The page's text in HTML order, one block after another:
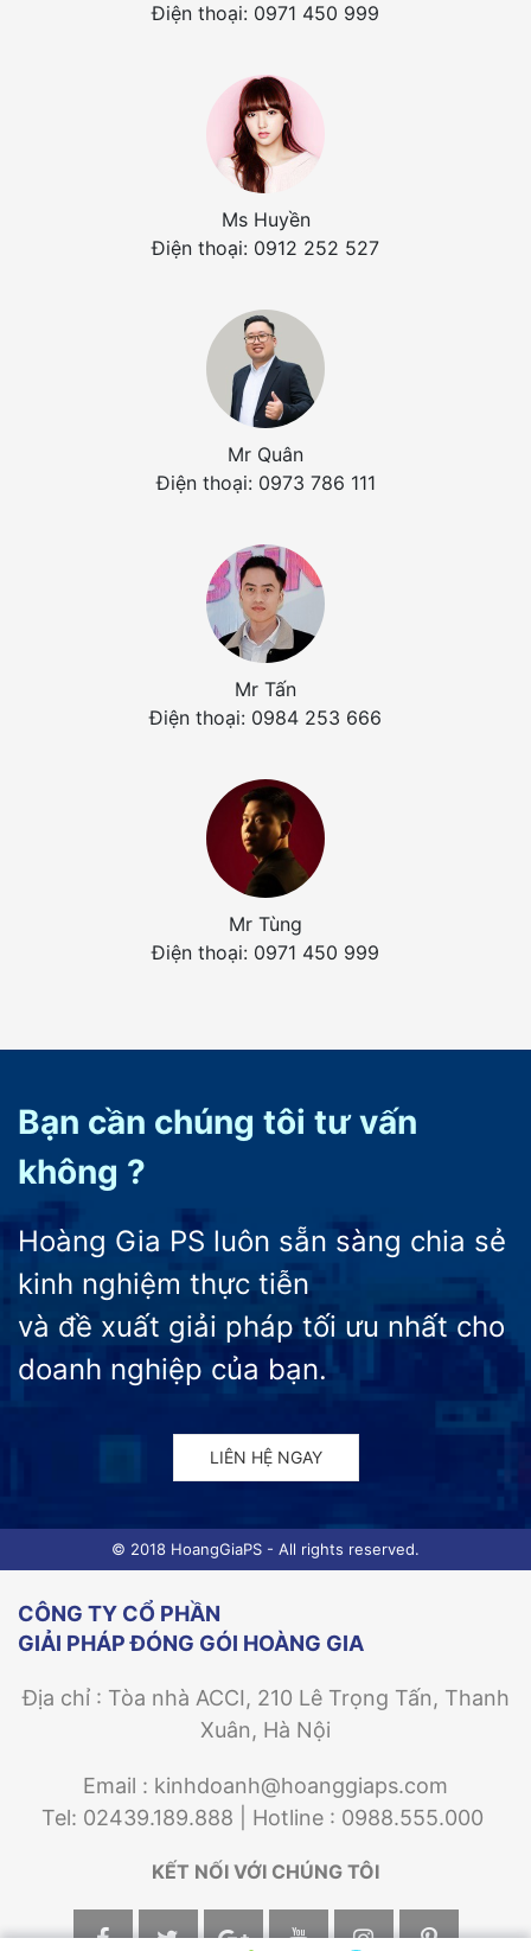
Điện thoại: 0971 450 999
Ms Huyền
Điện thoại: 0912 252 527
Mr Quân
Điện thoại: 0973 786 111
Mr Tấn
Điện thoại: 0984 253 666
Mr Tùng
Điện thoại: 0971 450 999
Bạn cần chúng tôi tư vấn
không ?
Hoàng Gia PS luôn sẵn sàng chia sẻ
kinh nghiệm thực tiễn
và đề xuất giải pháp tối ưu nhất cho
doanh nghiệp của bạn.
LIÊN HỆ NGAY
© 2018 HoangGiaPS - All rights reserved.
CÔNG TY CỔ PHẦN
GIẢI PHÁP ĐÓNG GÓI HOÀNG GIA
Địa chỉ : Tòa nhà ACCI, 210 Lê Trọng Tấn, Thanh
Xuân, Hà Nội
Email : kinhdoanh@hoanggiaps.com
Tel: 02439.189.888 | Hotline : 0988.555.000
KẾT NỐI VỚI CHÚNG TÔI